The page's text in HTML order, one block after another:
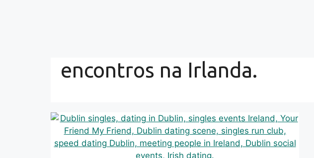
encontros na Irlanda.